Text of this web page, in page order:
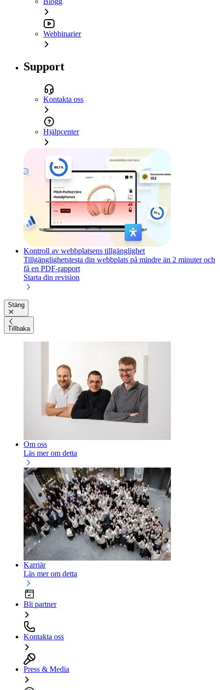
Webbinarier
Support
Kontakta oss
Hjälpcenter
Kontroll av webbplatsens tillgänglighet
Tillgänglighetstesta din webbplats på mindre än 2 minuter och
få en PDF-rapport
Starta din revision
Stäng
Tillbaka
Om oss
Läs mer om detta
Karriär
Läs mer om detta
Bli partner
Kontakta oss
Press & Media